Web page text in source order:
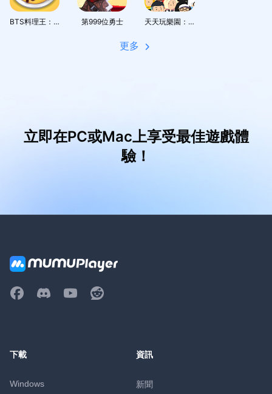
BTS料理王：TinyTAN食堂 第999位勇士 天天玩樂園：與好友一起享受療癒系社交生活
更多
立即在PC或Mac上享受最佳遊戲體
驗！
下載
Windows
資訊
新聞